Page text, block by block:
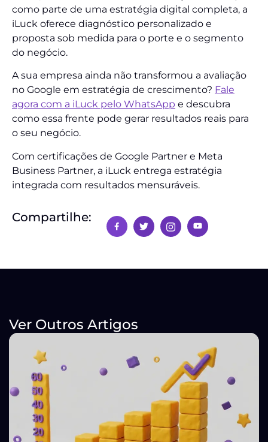
como parte de uma estratégia digital completa, a
iLuck oferece diagnóstico personalizado e
proposta sob medida para o porte e o segmento
do negócio.
A sua empresa ainda não transformou a avaliação
no Google em estratégia de crescimento? Fale
agora com a iLuck pelo WhatsApp e descubra
como essa frente pode gerar resultados reais para
o seu negócio.
Com certificações de Google Partner e Meta
Business Partner, a iLuck entrega estratégia
integrada com resultados mensuráveis.
Compartilhe:
Ver Outros Artigos